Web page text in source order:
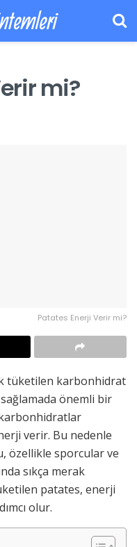
mi?
Patates Enerji Verir mi?
tüketilen karbonhidrat
önemli bir
verir. Bu nedenle
özellikle sporcular ve
sıkça merak
patates, enerji
olur.